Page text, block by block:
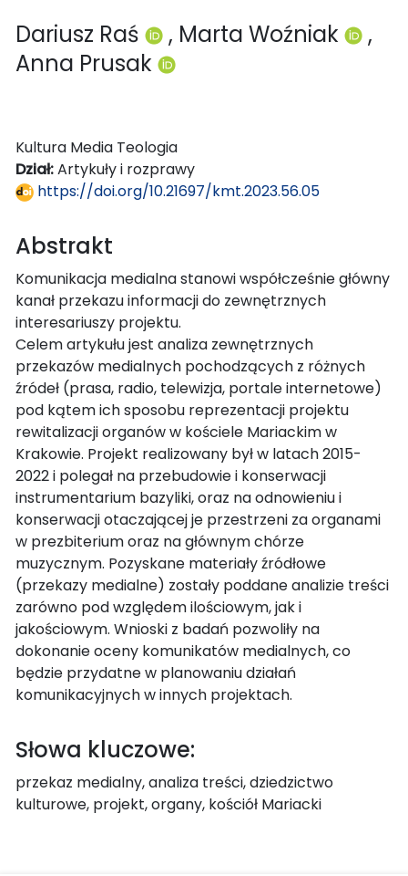
Dariusz Raś , Marta Woźniak
,
Anna Prusak
Kultura Media Teologia
Dział:Artykuły i rozprawy
https://doi.org/10.21697/kmt.2023.56.05
Abstrakt
Komunikacja medialna stanowi współcześnie główny
kanał przekazu informacji do zewnętrznych
interesariuszy projektu.
Celem artykułu jest analiza zewnętrznych
przekazów medialnych pochodzących z różnych
źródeł (prasa, radio, telewizja, portale internetowe)
pod kątem ich sposobu reprezentacji projektu
rewitalizacji organów w kościele Mariackim w
Krakowie. Projekt realizowany był w latach 2015-
2022 i polegał na przebudowie i konserwacji
instrumentarium bazyliki, oraz na odnowieniu i
konserwacji otaczającej je przestrzeni za organami
w prezbiterium oraz na głównym chórze
muzycznym. Pozyskane materiały źródłowe
(przekazy medialne) zostały poddane analizie treści
zarówno pod względem ilościowym, jak i
jakościowym. Wnioski z badań pozwoliły na
dokonanie oceny komunikatów medialnych, co
będzie przydatne w planowaniu działań
komunikacyjnych w innych projektach.
Słowa kluczowe:
przekaz medialny, analiza treści, dziedzictwo
kulturowe, projekt, organy, kościół Mariacki